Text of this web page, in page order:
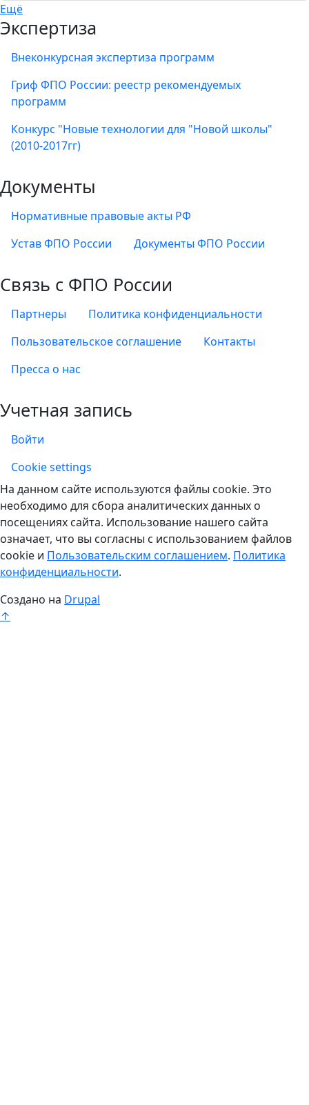
Ещё
Экспертиза
Внеконкурсная экспертиза программ
Гриф ФПО России: реестр рекомендуемых
программ
Конкурс "Новые технологии для "Новой школы"
(2010-2017гг)
Документы
Нормативные правовые акты РФ
Устав ФПО России
Документы ФПО России
Связь с ФПО России
Партнеры
Политика конфиденциальности
Пользовательское соглашение
Контакты
Пресса о нас
Учетная запись
Войти
Учетная запись
Cookie settings
На данном сайте используются файлы cookie. Это
необходимо для сбора аналитических данных о
посещениях сайта. Использование нашего сайта
означает, что вы согласны с использованием файлов
cookie и Пользовательским соглашением. Политика
конфиденциальности.
Создано на Drupal
↑